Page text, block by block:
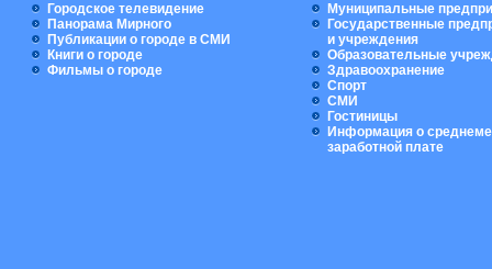
Городское телевидение
Панорама Мирного
Публикации о городе в СМИ
Книги о городе
Фильмы о городе
Муниципальные
Государственные
и учреждения
Образовательные
Здравоохранение
Спорт
СМИ
Гостиницы
Информация о
заработной плате